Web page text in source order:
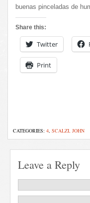
buenas pinceladas de
Share this:
Twitter
Print
CATEGORIES: 4, SCALZI, JOHN
Leave a Reply